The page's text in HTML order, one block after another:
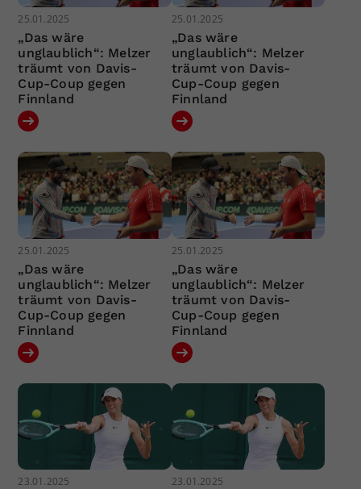
25.01.2025
„Das wäre
unglaublich“: Melzer
träumt von Davis-
Cup-Coup gegen
Finnland
25.01.2025
„Das wäre
unglaublich“: Melzer
träumt von Davis-
Cup-Coup gegen
Finnland
25.01.2025
„Das wäre
unglaublich“: Melzer
träumt von Davis-
Cup-Coup gegen
Finnland
25.01.2025
„Das wäre
unglaublich“: Melzer
träumt von Davis-
Cup-Coup gegen
Finnland
23.01.2025 23.01.2025